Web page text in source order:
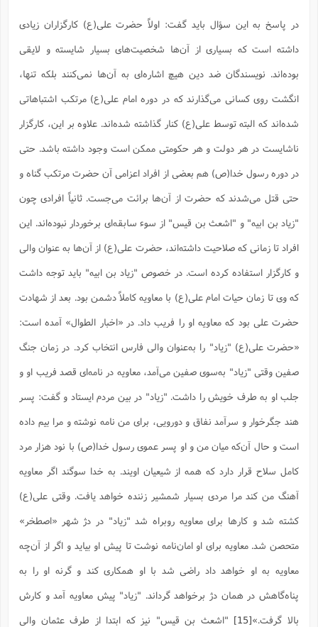
در پاسخ به این سؤال باید گفت: اولاً حضرت علی(ع) کارگزاران زیادی
داشته است که بسیاری از آن‌ها شخصیت‌های بسیار شایسته و لایقی
بوده‌اند. نویسندگان ضد دین هیچ اشاره‌ای به آن‌ها نمی‌کنند بلکه تنها،
انگشت روی کسانی می‌گذارند که در دوره امام علی(ع) مرتکب اشتباهاتی
شده‌اند که البته توسط علی(ع) کنار گذاشته شده‌اند. علاوه بر این، کارگزار
ناشایست در هر دولت و هر حکومتی ممکن است وجود داشته باشد. حتی
در دوره رسول خدا(ص) هم بعضی از افراد اعزامی آن حضرت مرتکب گناه و
حتی قتل می‌شدند که حضرت از آن‌ها برائت می‌جست. ثانیاً افرادی چون
"زیاد بن ابیه" و "اشعث بن قیس" از سوء سابقه‌ای برخوردار نبوده‌اند. این
افراد تا زمانی که صلاحیت داشته‌اند، حضرت علی(ع) از آن‌ها به عنوان والی
و کارگزار استفاده کرده است. در خصوص "زیاد بن ابیه" باید توجه داشت
که وی تا زمان حیات امام علی(ع) با معاویه کاملاً دشمن بود. بعد از شهادت
حضرت علی بود که معاویه او را فریب داد. در «اخبار الطوال» آمده است:
«حضرت علی(ع) "زیاد" را به‌عنوان والی فارس انتخاب کرد. در زمان جنگ
صفین وقتی "زیاد" به‌سوی صفین می‌آمد، معاویه در نامه‌ای قصد فریب او و
جلب او به طرف خویش را داشت. "زیاد" در بین مردم ایستاد و گفت: پسر
هند جگرخوار و سرآمد نفاق و دورویى، براى من نامه نوشته و مرا بیم داده
است و حال آن‌که میان من و او پسر عموى رسول خدا(ص) با نود هزار مرد
کامل سلاح قرار دارد که همه از شیعیان اویند. به خدا سوگند اگر معاویه
آهنگ من کند مرا مردى بسیار شمشیر زننده خواهد یافت. وقتی على‌(ع)
کشته شد و کارها براى معاویه روبراه شد "زیاد" در دژ شهر «اصطخر»
متحصن شد. معاویه براى او امان‌نامه نوشت تا پیش او بیاید و اگر از آن‌چه
معاویه به او خواهد داد راضى شد با او همکارى کند و گرنه او را به
پناه‌گاهش در همان دژ برخواهد گرداند. "زیاد" پیش معاویه آمد و کارش
بالا گرفت.»‌‌[15] "اشعث بن قیس" نیز که ابتدا از طرف عثمان والی